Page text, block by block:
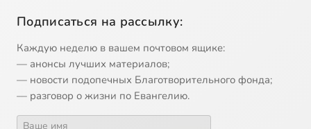
Подписаться на рассылку:
Каждую неделю в вашем почтовом ящике:
— анонсы лучших материалов;
— новости подопечных Благотворительного фонда;
— разговор о жизни по Евангелию.